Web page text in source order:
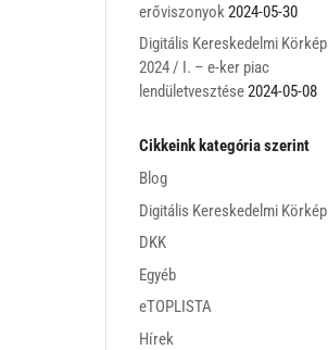
erőviszonyok 2024-05-30
Digitális Kereskedelmi Körkép
2024 / I. – e-ker piac
lendületvesztése2024-05-08
Cikkeink kategória szerint
Blog
Digitális Kereskedelmi Körkép
DKK
Egyéb
eTOPLISTA
Hírek